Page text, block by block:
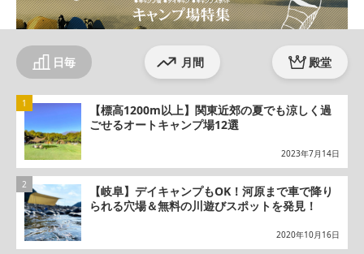
日毎 月間 殿堂
【標高1200m以上】関東近郊の夏でも涼しく過
ごせるオートキャンプ場12選
2023年7月14日
【岐阜】デイキャンプもOK！河原まで車で降り
られる穴場＆無料の川遊びスポットを発見！
2020年10月16日